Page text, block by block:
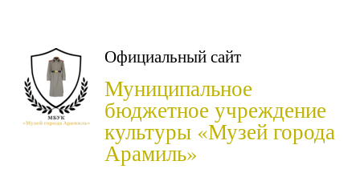
Официальный сайт
Муниципальное
бюджетное учреждение
культуры «Музей города
Арамиль»